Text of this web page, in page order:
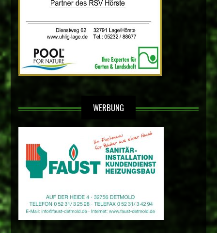
WERBUNG